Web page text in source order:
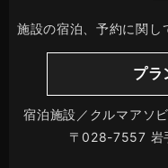
施設の宿泊、予約に関し
プラ
宿泊施設／クルマアソ
〒028-7557 岩